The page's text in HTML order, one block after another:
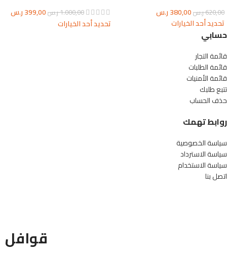
620,00ر.س380,00ر.س
تحديد أحد الخيارات
1.000,00ر.س399,00ر.س
تحديد أحد الخيارات
حسابي
قائمة التجار
قائمة الطلبات
قائمة الأمنيات
تتبع طلبك
حذف الحساب
روابط تهمك
سياسة الخصوصية
سياسة الاسترداد
سياسة الاستخدام
اتصل بنا
قوافل